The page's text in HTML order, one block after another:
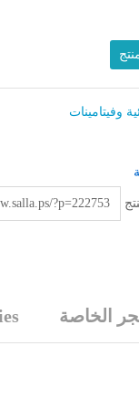
وفيتامينات
الخاصة